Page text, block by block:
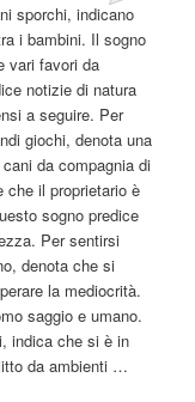
sporchi, indicano
i bambini. Il sogno
vari favorida
notizie di natura
a seguire. Per
giochi, denota una
canida compagnia di
che il proprietario è
sogno predice
Per sentirsi
denota che si
la mediocrità.
saggio e umano.
indica che si è in
da ambienti …